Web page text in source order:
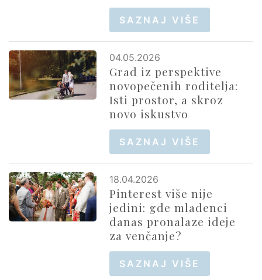
SAZNAJ VIŠE
04.05.2026
Grad iz perspektive
novopečenih roditelja:
Isti prostor, a skroz
novo iskustvo
SAZNAJ VIŠE
18.04.2026
Pinterest više nije
jedini: gde mladenci
danas pronalaze ideje
za venčanje?
SAZNAJ VIŠE